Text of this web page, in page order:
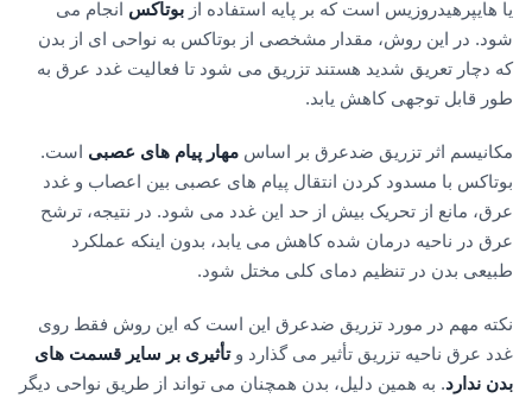
یا هایپرهیدروزیس است که بر پایه استفاده از بوتاکس انجام می
شود. در این روش، مقدار مشخصی از بوتاکس به نواحی ای از بدن
که دچار تعریق شدید هستند تزریق می شود تا فعالیت غدد عرق به
طور قابل توجهی کاهش یابد.
مکانیسم اثر تزریق ضدعرق بر اساس مهار پیام های عصبی است.
بوتاکس با مسدود کردن انتقال پیام های عصبی بین اعصاب و غدد
عرق، مانع از تحریک بیش از حد این غدد می شود. در نتیجه، ترشح
عرق در ناحیه درمان شده کاهش می یابد، بدون اینکه عملکرد
طبیعی بدن در تنظیم دمای کلی مختل شود.
نکته مهم در مورد تزریق ضدعرق این است که این روش فقط روی
غدد عرق ناحیه تزریق تأثیر می گذارد وتأثیری بر سایر قسمت های
بدن ندارد. به همین دلیل، بدن همچنان می تواند از طریق نواحی دیگر